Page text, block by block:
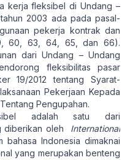
kerja fleksibel di Undang –
2003 ada pada pasal-
pekerja kontrak dan
60, 63, 64, 65, dan 66).
dari Undang – Undang
fleksibilitas pasar
19/2012 tentang Syarat-
Pekerjaan Kepada
Pengupahan.
adalah satu dari
diberikan oleh International
bahasa Indonesia dimaknai
yang merupakan benteng